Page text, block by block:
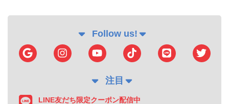
Follow us!
注目
LINE友だち限定クーポン配信中